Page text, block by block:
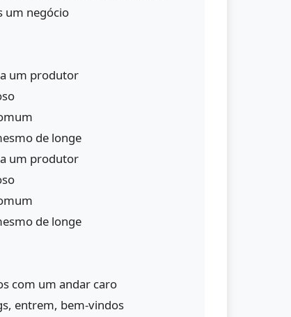
um negócio
um produtor
de longe
um produtor
de longe
com um andar caro
entrem, bem-vindos